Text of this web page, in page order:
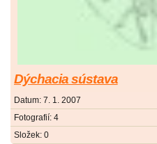
Dýchacia sústava
Datum: 7. 1. 2007
Fotografií: 4
Složek: 0